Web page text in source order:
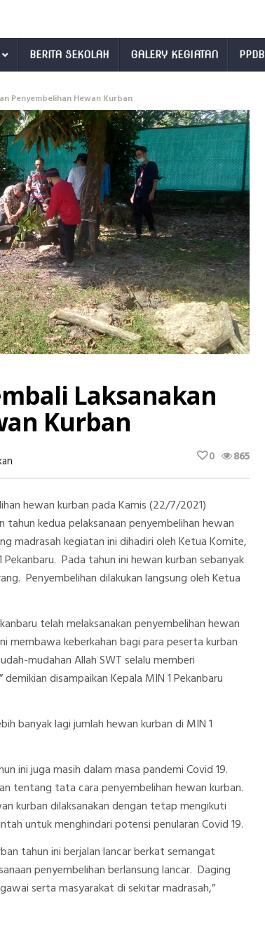
BERITA SEKOLAH GALERY KEGIATAN PPDB
Penyembelihan Hewan Kurban
Laksanakan
Kurban
1
Kembali
Laksanakan
Penyembelihan
Hewan
Kurban
865
0
hewan kurban pada Kamis (22/7/2021)
kedua pelaksanaan penyembelihan hewan
madrasah kegiatan ini dihadiri oleh Ketua Komite,
Pada tahun ini hewan kurban sebanyak
Penyembelihan dilakukan langsung oleh Ketua
telah melaksanakan penyembelihan hewan
membawa keberkahan bagi para peserta kurban
mudahan Allah SWT selalu memberi
disampaikan Kepala MIN 1 Pekanbaru
banyak lagi jumlah hewan kurban di MIN 1
ini juga masih dalam masa pandemi Covid 19.
tentang tata cara penyembelihan hewan kurban.
kurban dilaksanakan dengan tetap mengikuti
untuk menghindari potensi penularan Covid 19.
tahun ini berjalan lancar berkat semangat
penyembelihan berlansung lancar. Daging
serta masyarakat di sekitar madrasah,”